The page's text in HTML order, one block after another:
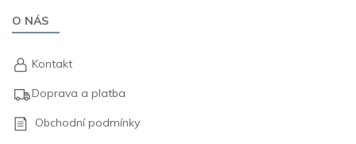
O NÁS
Kontakt
Doprava a platba
Obchodní podmínky